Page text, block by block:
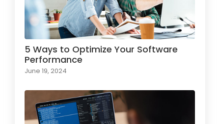
5 Ways to Optimize Your Software
Performance
June 19, 2024